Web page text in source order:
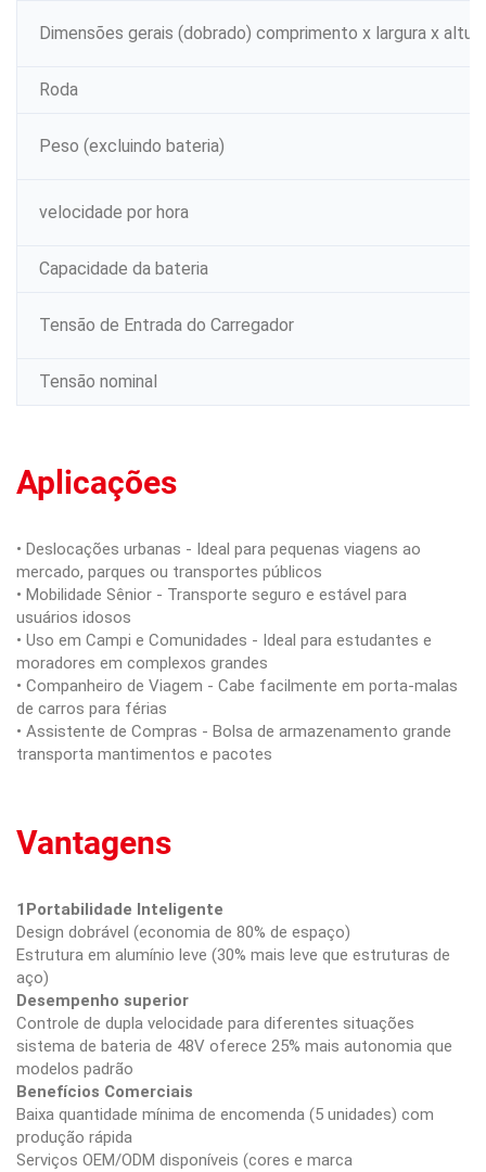
Dimensões gerais (dobrado) comprimento x largura x
Roda
Peso (excluindo bateria)
velocidade por hora
Capacidade da bateria
Tensão de Entrada do Carregador
Tensão nominal
Aplicações
• Deslocações urbanas - Ideal para pequenas viagens ao
mercado, parques ou transportes públicos
• Mobilidade Sênior - Transporte seguro e estável para
usuários idosos
• Uso em Campi e Comunidades - Ideal para estudantes e
moradores em complexos grandes
• Companheiro de Viagem - Cabe facilmente em porta-malas
de carros para férias
• Assistente de Compras - Bolsa de armazenamento grande
transporta mantimentos e pacotes
Vantagens
1Portabilidade Inteligente
Design dobrável (economia de 80% de espaço)
Estrutura em alumínio leve (30% mais leve que estruturas de
aço)
Desempenho superior
Controle de dupla velocidade para diferentes situações
sistema de bateria de 48V oferece 25% mais autonomia que
modelos padrão
Benefícios Comerciais
Baixa quantidade mínima de encomenda (5 unidades) com
produção rápida
Serviços OEM/ODM disponíveis (cores e marca